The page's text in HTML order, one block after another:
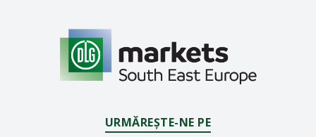
URMĂREȘTE-NE PE